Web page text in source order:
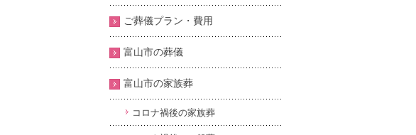
ご葬儀プラン・費用
富山市の葬儀
富山市の家族葬
コロナ禍後の家族葬